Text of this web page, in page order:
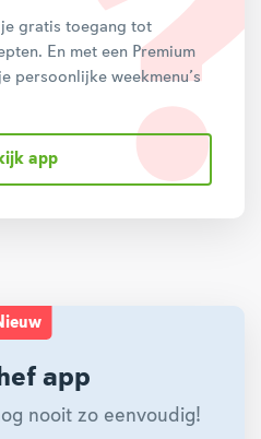
app
nooit zo eenvoudig!
gratis toegang tot
En met een Premium
persoonlijke weekmenu’s
app